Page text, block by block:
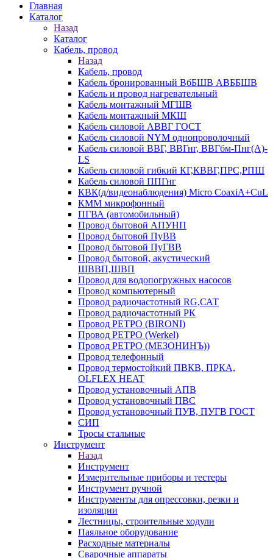
Главная
Каталог
Назад
Каталог
Кабель, провод
Назад
Кабель, провод
Кабель бронированный ВбБШВ АВББШВ
Кабель и провод нагревательный
Кабель монтажный МГШВ
Кабель монтажный МКШ
Кабель силовой АВВГ ГОСТ
Кабель силовой NYM однопроволочный
Кабель силовой ВВГ, ВВГнг, ВВГбм-Пнг(А)-
LS
Кабель силовой гибкий КГ,КВВГ,ПРС,РПШ
Кабель силовой ППГнг
КВК(д/видеонаблюдения) Micro CoaxiA+CuL
КММ микрофонный
ПГВА (автомобильный)
Провод бытовой АПУНП
Провод бытовой ПуВВ
Провод бытовой ПуГВВ
Провод бытовой, акустический
ШВВП,ШВП
Провод для водопогружных насосов
Провод компьютерный
Провод радиочастотный RG,САТ
Провод радиочастотный РК
Провод РЕТРО (BIRONI)
Провод РЕТРО (Werkel)
Провод РЕТРО (МЕЗОНИНЪ))
Провод телефонный
Провод термостойкий ПВКВ, ПРКА,
OLFLEX HEAT
Провод установочный АПВ
Провод установочный ПВС
Провод установочный ПУВ, ПУГВ ГОСТ
СИП
Тросы стальные
Инструмент
Назад
Инструмент
Измерительные приборы и тестеры
Инструмент ручной
Инструменты для опрессовки, резки и
изоляции
Лестницы, строительные ходули
Паяльное оборудование
Расходные материалы
Сварочные аппараты